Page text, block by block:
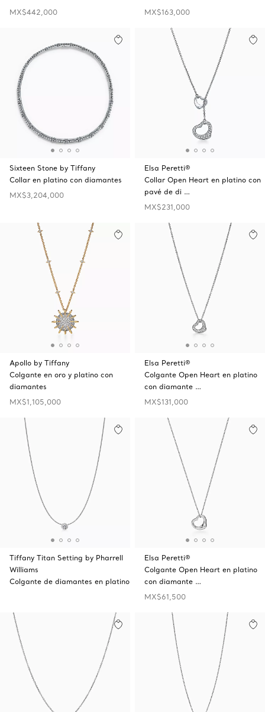
MX$442,000
MX$163,000
Sixteen Stone by Tiffany
Collar en platino con diamantes
MX$3,204,000
Elsa Peretti®
Collar Open Heart en platino con
pavé de di …
MX$231,000
Apollo by Tiffany
Colgante en oro y platino con
diamantes
MX$1,105,000
Elsa Peretti®
Colgante Open Heart en platino
con diamante …
MX$131,000
Tiffany Titan Setting by Pharrell
Williams
Colgante de diamantes en platino
Elsa Peretti®
Colgante Open Heart en platino
con diamante …
MX$61,500